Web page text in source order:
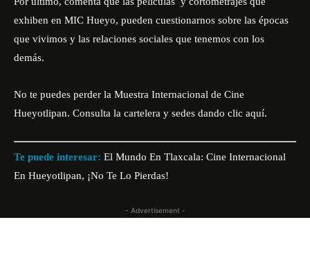
exhiben en MIC Hueyo, pueden cuestionarnos sobre las épocas
que vivimos y las relaciones sociales que tenemos con los
demás.
No te puedes perder la Muestra Internacional de Cine
Hueyotlipan. Consulta la cartelera y sedes dando clic aquí.
Te puede interesar: El Mundo En Tlaxcala: Cine Internacional
En Hueyotlipan, ¡No Te Lo Pierdas!
- Advertisement -